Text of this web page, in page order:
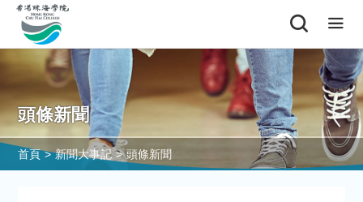
頭條新聞
首頁 > 新聞大事記 > 頭條新聞